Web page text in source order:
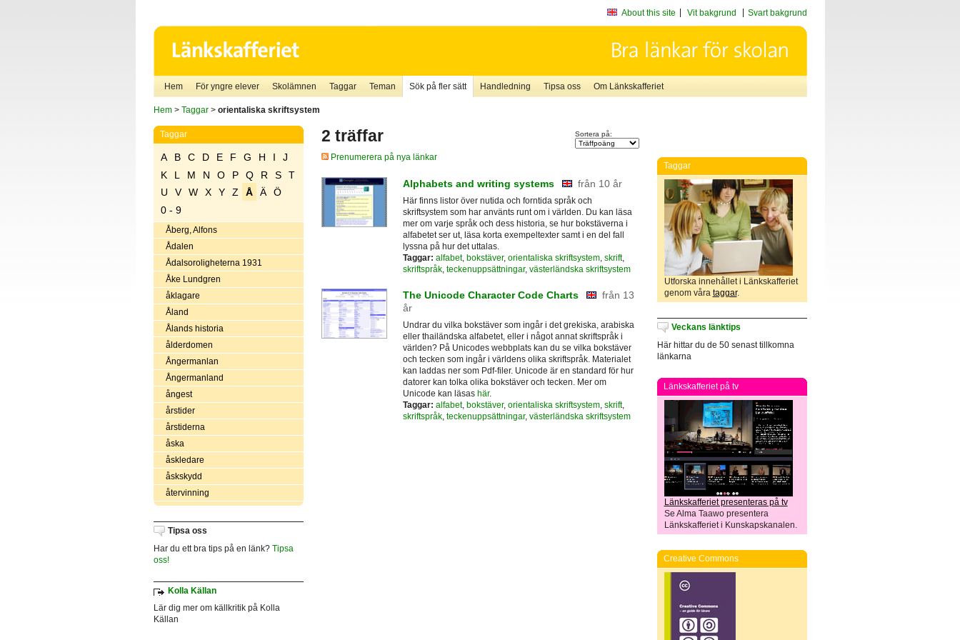
About this site Vit bakgrund Svart bakgrund
Hem För yngre elever Skolämnen Taggar Teman Sök på fler sätt Handledning Tipsa oss Om Länkskafferiet
Hem> Taggar> orientaliska skriftsystem
Taggar
A B C D E F G H I
J
K
L M N O P Q R S
T
U
V W X Y Z Å Ä
Ö
0 - 9
Åberg, Alfons
Ådalen
Ådalsoroligheterna 1931
Åke Lundgren
åklagare
Åland
Ålands historia
ålderdomen
Ångermanlan
Ångermanland
ångest
årstider
årstiderna
åska
åskledare
åskskydd
återvinning
Tipsa oss
Har du ett bra tips på en länk? Tipsa
oss!
Kolla Källan
Lär dig mer om källkritik på Kolla
Källan
2 träffar Sortera på:
Prenumerera på nya länkar
Alphabets and writing systems från 10 år
Här finns listor över nutida och forntida språk och
skriftsystem som har använts runt om i världen. Du kan läsa
mer om varje språk och dess historia, se hur bokstäverna i
alfabetet ser ut, läsa korta exempeltexter samt i en del fall
lyssna på hur det uttalas.
Taggar: alfabet, bokstäver, orientaliska skriftsystem, skrift,
skriftspråk, teckenuppsättningar, västerländska skriftsystem
The Unicode Character Code Charts
från 13
år
Undrar du vilka bokstäver som ingår i det grekiska, arabiska
eller thailändska alfabetet, eller i något annat skriftspråk i
världen? På Unicodes webbplats kan du se vilka bokstäver
och tecken som ingår i världens olika skriftspråk. Materialet
kan laddas ner som Pdf-filer. Unicode är en standard för hur
datorer kan tolka olika bokstäver och tecken. Mer om
Unicode kan läsas här.
Taggar: alfabet, bokstäver, orientaliska skriftsystem, skrift,
skriftspråk, teckenuppsättningar, västerländska skriftsystem
Taggar
Utforska innehållet i Länkskafferiet
genom våra taggar.
Veckans länktips
Här hittar du de 50 senast tillkomna
länkarna
Länkskafferiet på tv
Länkskafferiet presenteras på tv
Se Alma Taawo presentera
Länkskafferiet i Kunskapskanalen.
Creative Commons